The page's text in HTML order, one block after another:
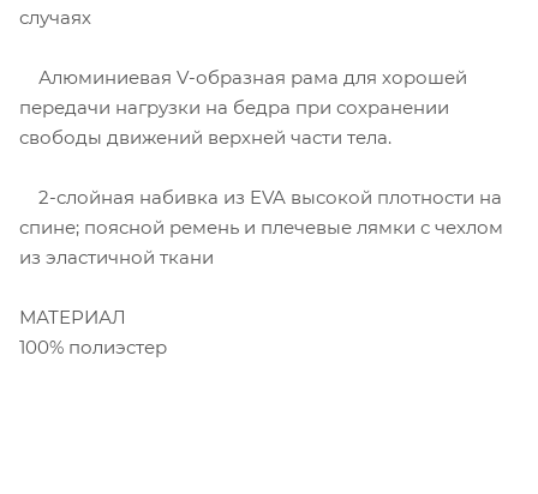
случаях
Алюминиевая V-образная рама для хорошей
передачи нагрузки на бедра при сохранении
свободы движений верхней части тела.
2-слойная набивка из EVA высокой плотности на
спине; поясной ремень и плечевые лямки с чехлом
из эластичной ткани
МАТЕРИАЛ
100% полиэстер